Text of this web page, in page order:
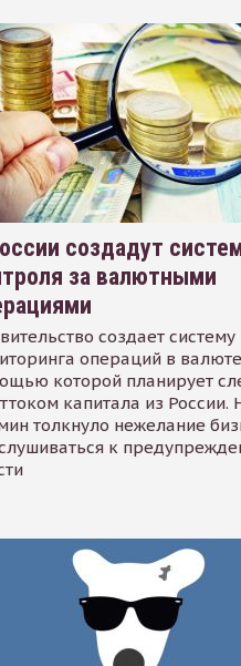
создадут
за валютными
создает систему
операций в
которой планирует
капитала из России.
толкнуло нежелание
к